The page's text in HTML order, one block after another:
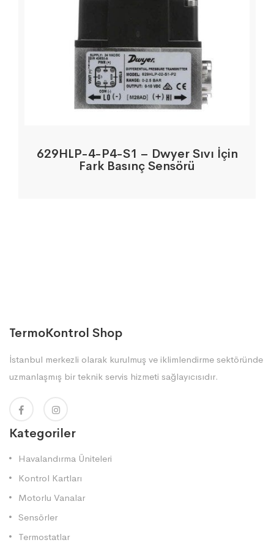
629HLP-4-P4-S1 – Dwyer Sıvı İçin
Fark Basınç Sensörü
TermoKontrol Shop
İstanbul merkezli olarak kurulmuş ve iklimlendirme sektöründe
uzmanlaşmış bir teknik servis hizmeti sağlayıcısıdır.
Kategoriler
Havalandırma Üniteleri
Kontrol Kartları
Motorlu Vanalar
Sensörler
Termostatlar